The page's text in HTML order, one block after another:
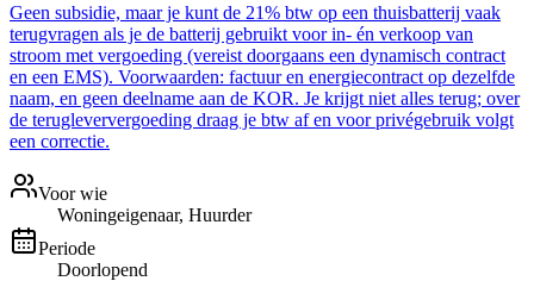
Geen subsidie, maar je kunt de 21% btw op een thuisbatterij vaak
terugvragen als je de batterij gebruikt voor in- én verkoop van
stroom met vergoeding (vereist doorgaans een dynamisch contract
en een EMS). Voorwaarden: factuur en energiecontract op dezelfde
naam, en geen deelname aan de KOR. Je krijgt niet alles terug; over
de terugleververgoeding draag je btw af en voor privégebruik volgt
een correctie.
Voor wie
Woningeigenaar, Huurder
Periode
Doorlopend